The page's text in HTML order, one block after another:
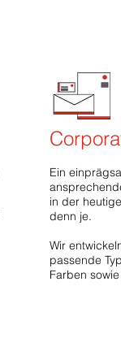
Ein
in der
denn je.
Wir
passende
Farben